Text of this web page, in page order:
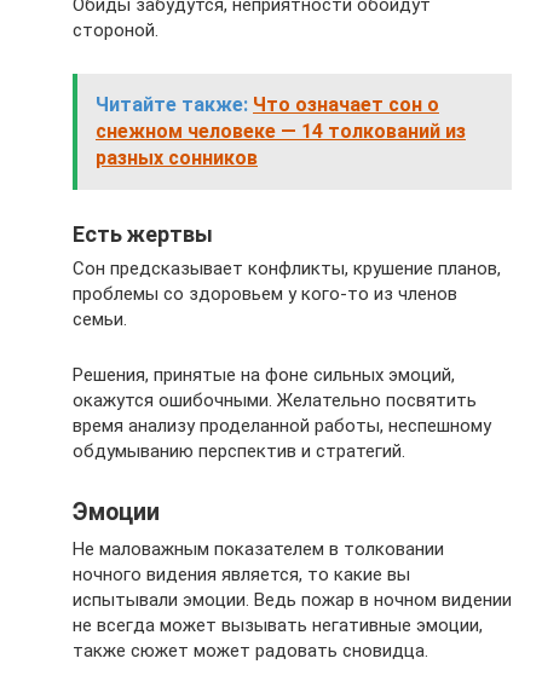
стороной.
Читайте также: Что означает сон о
снежном человеке — 14 толкований из
разных сонников
Есть жертвы
Сон предсказывает конфликты, крушение планов,
проблемы со здоровьем у кого-то из членов
семьи.
Решения, принятые на фоне сильных эмоций,
окажутся ошибочными. Желательно посвятить
время анализу проделанной работы, неспешному
обдумыванию перспектив и стратегий.
Эмоции
Не маловажным показателем в толковании
ночного видения является, то какие вы
испытывали эмоции. Ведь пожар в ночном видении
не всегда может вызывать негативные эмоции,
также сюжет может радовать сновидца.